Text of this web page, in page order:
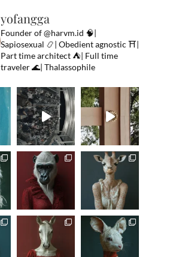
yofangga
Founder of @harvm.id 🧠|
Sapiosexual 📿| Obedient agnostic ⛩|
Part time architect ⛺️| Full time
traveler🌊| Thalassophile